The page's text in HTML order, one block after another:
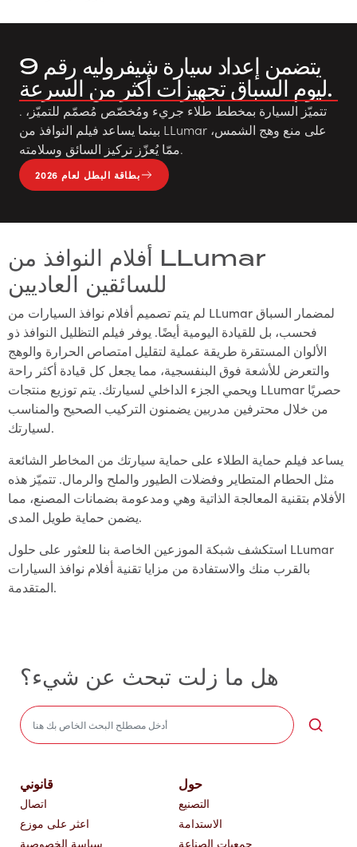
يتضمن إعداد سيارة شيفروليه رقم 9
ليوم السباق تجهيزات أكثر من السرعة.
. تتميّز السيارة بمخطط طلاء جريء ومُخصّص مُصمّم للتميّز،
بينما يساعد فيلم النوافذ من LLumar على منع وهج الشمس،
ممّا يُعزّز تركيز السائق وسلامته.
بطاقة البطل لعام 2026
أفلام النوافذ من LLumar
للسائقين العاديين
لم يتم تصميم أفلام نوافذ السيارات من LLumar لمضمار السباق
فحسب، بل للقيادة اليومية أيضًا. يوفر فيلم التظليل النوافذ ذو
الألوان المستقرة طريقة عملية لتقليل امتصاص الحرارة والوهج
والتعرض للأشعة فوق البنفسجية، مما يجعل كل قيادة أكثر راحة
ويحمي الجزء الداخلي لسيارتك. يتم توزيع منتجات LLumar حصريًا
من خلال محترفين مدربين يضمنون التركيب الصحيح والمناسب
لسيارتك.
يساعد فيلم حماية الطلاء على حماية سيارتك من المخاطر الشائعة
مثل الحطام المتطاير وفضلات الطيور والملح والرمال. تتميّز هذه
الأفلام بتقنية المعالجة الذاتية وهي ومدعومة بضمانات المصنع، مما
يضمن حماية طويل المدى.
استكشف شبكة الموزعين الخاصة بنا للعثور على حلول LLumar
بالقرب منك والاستفادة من مزايا تقنية أفلام نوافذ السيارات
المتقدمة.
هل ما زلت تبحث عن شيء؟
قانوني
اتصال
اعثر على موزع
سياسة الخصوصية
حول
التصنيع
الاستدامة
جمعيات الصناعة